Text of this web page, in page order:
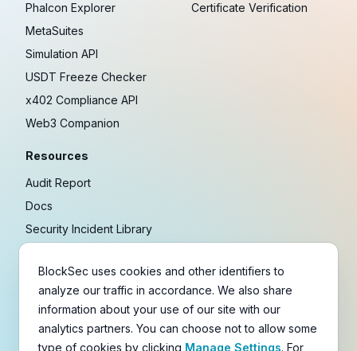
Phalcon Explorer
MetaSuites
Simulation API
USDT Freeze Checker
x402 Compliance API
Web3 Companion
Resources
Audit Report
Docs
Security Incident Library
Research
Guides
Crypto Payment Playbook
Certificate Verification
BlockSec uses cookies and other identifiers to
analyze our traffic in accordance. We also share
information about your use of our site with our
analytics partners. You can choose not to allow some
type of cookies by clicking Manage Settings. For